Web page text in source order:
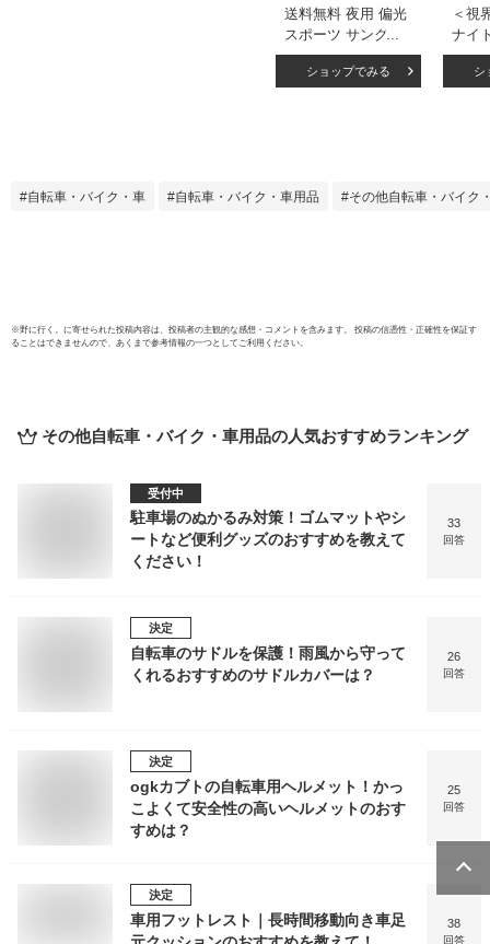
送料無料 夜用 偏光
スポーツ サングラ
ス メンズ用 紫外線
カット uvカット 男
ル 軽量 日常 普段使
ショップでみる
＜視
ナイ
サン
透明
ス 眼
シ
自転車・バイク・車 自転車・バイク・車用品 その他自転車・バイク
※野に行く。 に寄せられた投稿内容は、投稿者の主観的な感想・コメントを含みます。 投稿の信憑性・正確性を保証す
ることはできませんので、あくまで参考情報の一つとしてご利用ください。
その他自転車・バイク・車用品の人気おすすめランキング
受付中
駐車場のぬかるみ対策！ゴムマットやシ
ートなど便利グッズのおすすめを教えて
ください！
33
回答
決定
自転車のサドルを保護！雨風から守って
くれるおすすめのサドルカバーは？
26
回答
決定
ogkカブトの自転車用ヘルメット！かっ
こよくて安全性の高いヘルメットのおす
すめは？
25
回答
決定
車用フットレスト｜長時間移動向き車足
38
回答